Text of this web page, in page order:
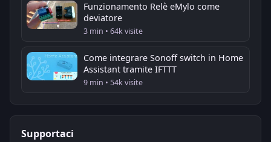
Funzionamento Relè eMylo come
deviatore
3 min • 64k visite
Come integrare Sonoff switch in Home
Assistant tramite IFTTT
9 min • 54k visite
Supportaci